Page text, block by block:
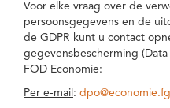
Voor elke vraag over de
persoonsgegevens en de
de GDPR kunt u contact
gegevensbescherming
FOD Economie:
Per e-mail :